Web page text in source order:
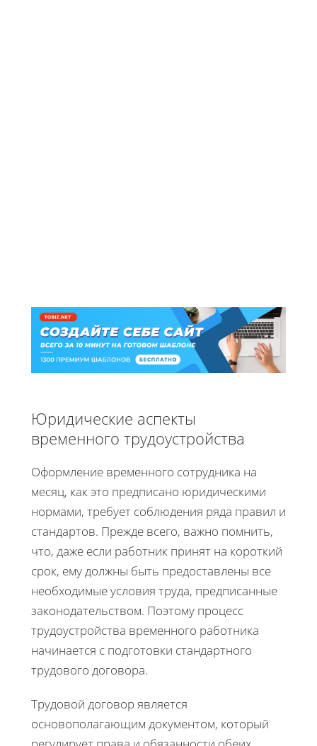
Юридические аспекты
временного трудоустройства
Оформление временного сотрудника на
месяц, как это предписано юридическими
нормами, требует соблюдения ряда правил и
стандартов. Прежде всего, важно помнить,
что, даже если работник принят на короткий
срок, ему должны быть предоставлены все
необходимые условия труда, предписанные
законодательством. Поэтому процесс
трудоустройства временного работника
начинается с подготовки стандартного
трудового договора.
Трудовой договор является
основополагающим документом, который